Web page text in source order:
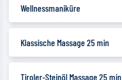
Wellnessmaniküre
Klassische Massage 25 min
Tiroler-Steinöl Massage 25 min